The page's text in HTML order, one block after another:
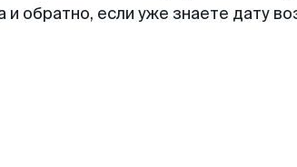
обратно, если уже знаете дату